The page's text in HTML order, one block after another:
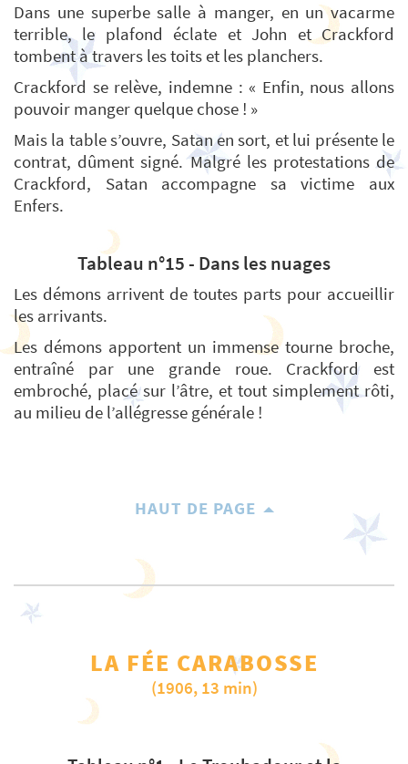
Dans une superbe salle à manger, en un vacarme
terrible, le plafond éclate et John et Crackford
tombent à travers les toits et les planchers.
Crackford se relève, indemne : « Enfin, nous allons
pouvoir manger quelque chose ! »
Mais la table s’ouvre, Satan en sort, et lui présente le
contrat, dûment signé. Malgré les protestations de
Crackford, Satan accompagne sa victime aux
Enfers.
Tableau n°15 - Dans les nuages
Les démons arrivent de toutes parts pour accueillir
les arrivants.
Les démons apportent un immense tourne broche,
entraîné par une grande roue. Crackford est
embroché, placé sur l’âtre, et tout simplement rôti,
au milieu de l’allégresse générale !
HAUT DE PAGE
LA FÉE CARABOSSE
(1906, 13 min)